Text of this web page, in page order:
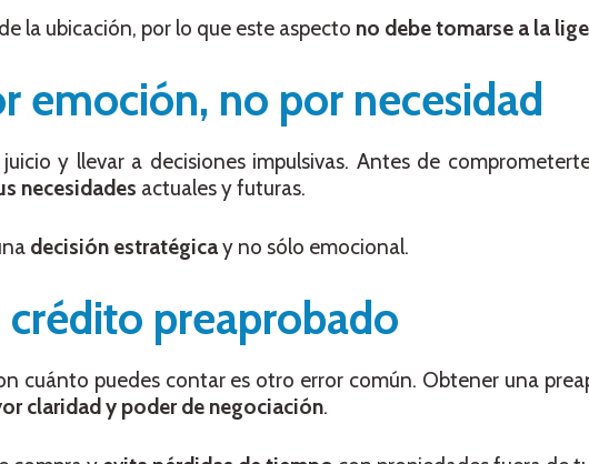
la ubicación, por lo que este aspecto no debe tomarse a la
emoción, no por necesidad
y llevar a decisiones impulsivas. Antes de
necesidades actuales y futuras.
decisión estratégicay no sólo emocional.
crédito preaprobado
cuánto puedes contar es otro error común. Obtener una
claridad y poder de negociación.